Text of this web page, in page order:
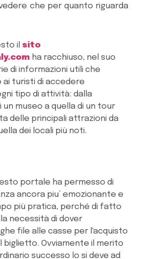
che per quanto riguarda
il sito
ha racchiuso, nel suo
di informazioni utili che
turisti di accedere
tipo di attività: dalla
museo a quella di un tour
delle principali attrazioni da
dei locali più noti.
portale ha permesso di
ancora piu’ emozionante e
più pratica, perché di fatto
necessità di dover
file alle casse per l'acquisto
biglietto. Ovviamente il merito
successo lo si deve ad